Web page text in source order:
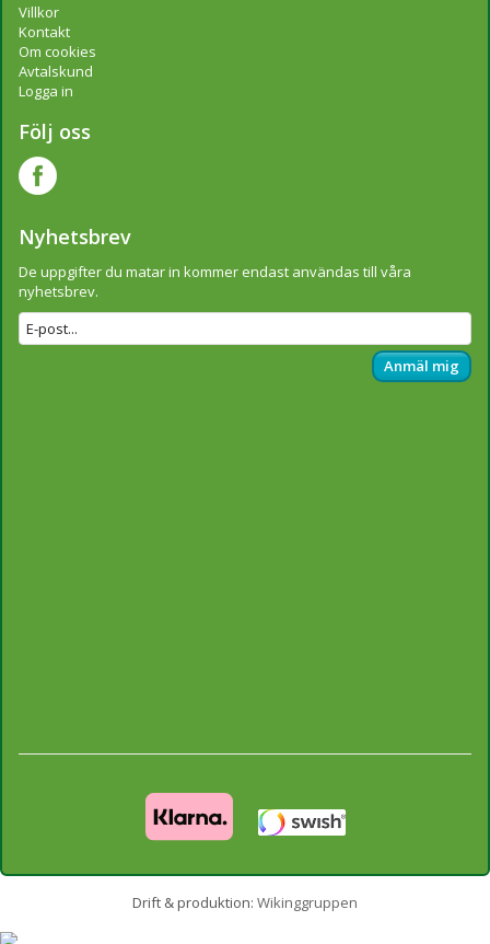
Villkor
Kontakt
Om cookies
Avtalskund
Logga in
Följ oss
Nyhetsbrev
De uppgifter du matar in kommer endast användas till våra
nyhetsbrev.
Anmäl mig
Drift & produktion: Wikinggruppen